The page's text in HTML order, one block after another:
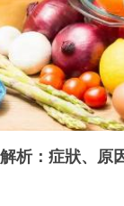
析：症狀、原